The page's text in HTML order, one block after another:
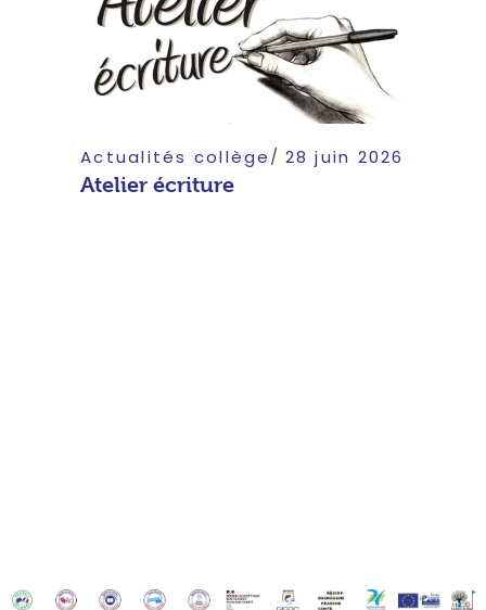
Actualités collège 28 juin 2026
Atelier écriture